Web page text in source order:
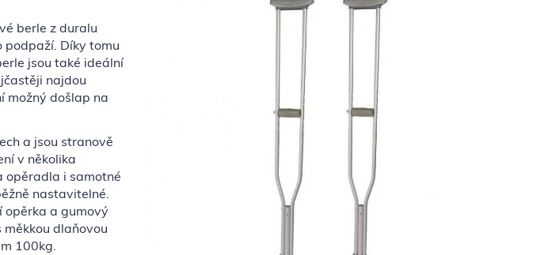
berle z duralu
podpaží. Díky tomu
jsou také ideální
najdou
možný došlap na
a jsou stranově
v několika
opěradla i samotné
nastavitelné.
opěrka a gumový
dlaňovou
100kg.